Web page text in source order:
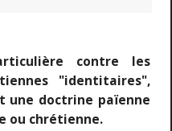
contre les
"identitaires",
une doctrine païenne
ou chrétienne.